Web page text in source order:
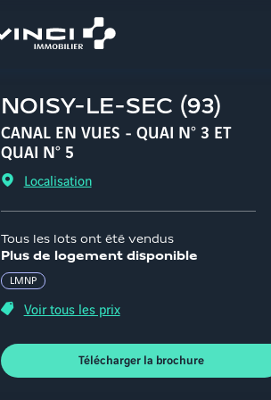
NOISY-LE-SEC (93)
CANAL EN VUES - QUAI N° 3 ET
QUAI N° 5
Localisation
Tous les lots ont été vendus
Plus de logement disponible
LMNP
Voir tous les prix
Télécharger la brochure